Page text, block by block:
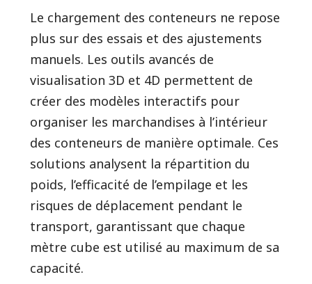
Le chargement des conteneurs ne repose
plus sur des essais et des ajustements
manuels. Les outils avancés de
visualisation 3D et 4D permettent de
créer des modèles interactifs pour
organiser les marchandises à l’intérieur
des conteneurs de manière optimale. Ces
solutions analysent la répartition du
poids, l’efficacité de l’empilage et les
risques de déplacement pendant le
transport, garantissant que chaque
mètre cube est utilisé au maximum de sa
capacité.